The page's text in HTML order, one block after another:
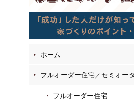
ホーム
フルオーダー住宅／セミオー
フルオーダー住宅